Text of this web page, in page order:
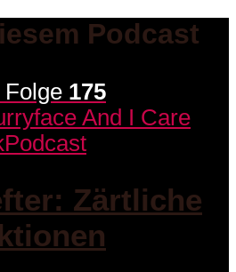
Podcast
Folge 175
And I Care
Podcast
Zärtliche